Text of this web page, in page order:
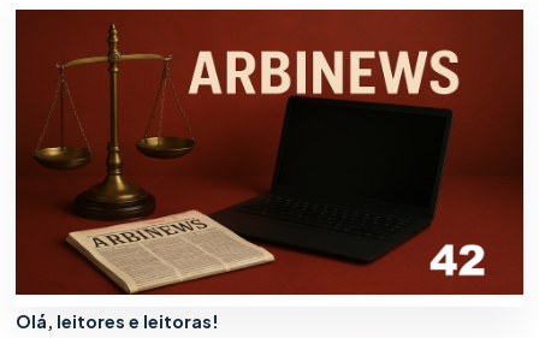
Raphael Lucca
20/2/2026
Olá, leitores e leitoras!